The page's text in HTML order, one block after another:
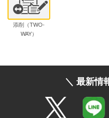
添削（TWO-
WAY）
＼ 最新情